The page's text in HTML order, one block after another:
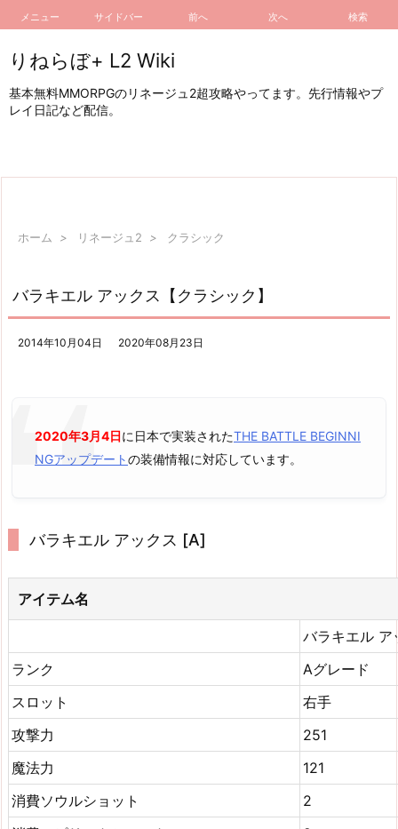
メニュー サイドバー 前へ 次へ 検索
りねらぼ+ L2 Wiki
基本無料MMORPGのリネージュ2超攻略やってます。先行情報やプ
レイ日記など配信。
ホーム > リネージュ2 > クラシック
バラキエル アックス【クラシック】
2014年10月04日 2020年08月23日
2020年3月4日に日本で実装されたTHE BATTLE BEGINNI
NGアップデートの装備情報に対応しています。
バラキエル アックス [A]
アイテム名
バラキエル ア
ランク
Aグレード
スロット
右手
攻撃力
251
魔法力
121
消費ソウルショット
2